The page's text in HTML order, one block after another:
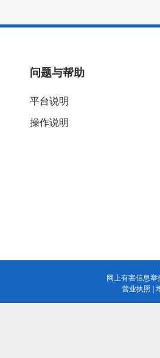
问题与帮助
平台说明
操作说明
网上有害信息
营业执照